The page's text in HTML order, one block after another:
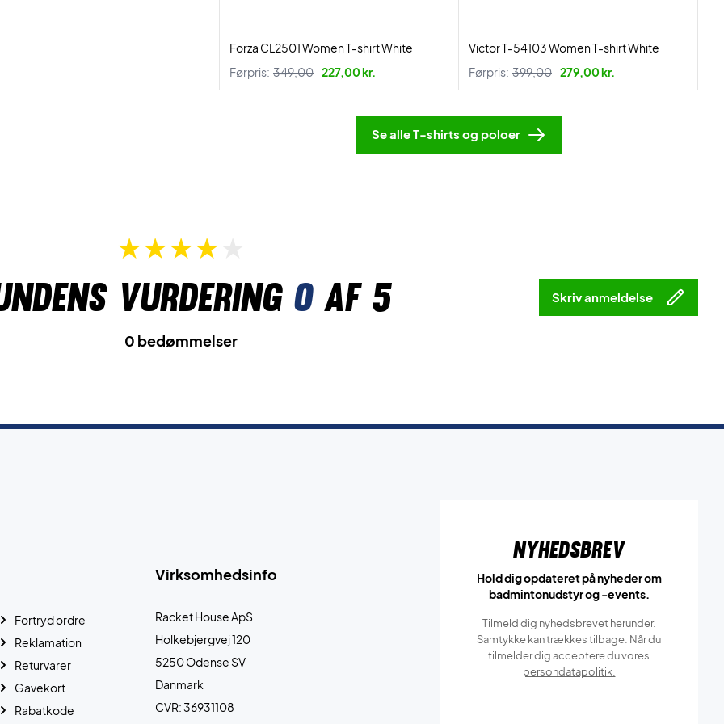
Forza CL2501 Women T-shirt White
Førpris: 349,00 227,00 kr.
Victor T-54103 Women T-shirt White
Førpris: 399,00 279,00 kr.
Se alle T-shirts og poloer
vurdering 0af 5 Skriv anmeldelse
0 bedømmelser
Virksomhedsinfo
Racket House ApS
Holkebjergvej 120
5250 Odense SV
Danmark
CVR: 36931108
Fortryd ordre
Reklamation
Returvarer
Gavekort
Rabatkode
Nyhedsbrev
Hold dig opdateret på nyheder om
badmintonudstyr og -events.
Tilmeld dig nyhedsbrevet herunder.
Samtykke kan trækkes tilbage. Når du
tilmelder dig acceptere du vores
persondatapolitik.